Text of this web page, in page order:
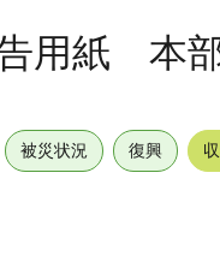
用紙 本
被災状況 復興